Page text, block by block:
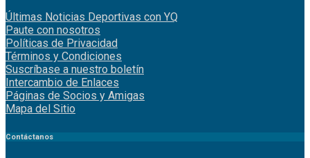
Últimas Noticias Deportivas con YQ
Paute con nosotros
Políticas de Privacidad
Términos y Condiciones
Suscríbase a nuestro boletín
Intercambio de Enlaces
Páginas de Socios y Amigas
Mapa del Sitio
Contáctanos